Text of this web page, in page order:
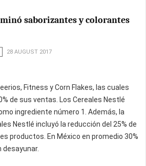
saborizantes y colorantes
28 AUGUST 2017
Fitness y Corn Flakes, las cuales
de sus ventas. Los Cereales Nestlé
ingrediente número 1. Además, la
Nestlé incluyó la reducción del 25% de
productos. En México en promedio 30%